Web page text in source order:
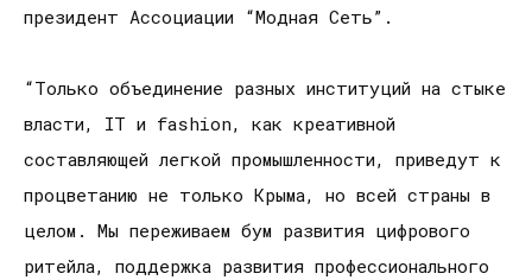
президент Ассоциации “Модная Сеть”.
“Только объединение разных институций на стыке
власти, IT и fashion, как креативной
составляющей легкой промышленности, приведут к
процветанию не только Крыма, но всей страны в
целом. Мы переживаем бум развития цифрового
ритейла, поддержка развития профессионального